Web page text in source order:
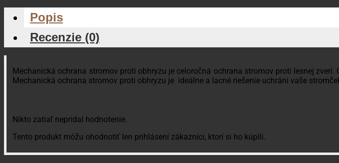
Popis
Recenzie (0)
Mechanická ochrana stromov proti obhryzu je celoročná ochrana stromov proti lesnej
Mechanická ochrana stromov proti obhryzu je ideálne a lacné riešenie uchráni vaše
Nikto zatiaľ nepridal hodnotenie.
Tento produkt môžu ohodnotiť len prihlásení zákazníci, ktorí si ho kúpili.